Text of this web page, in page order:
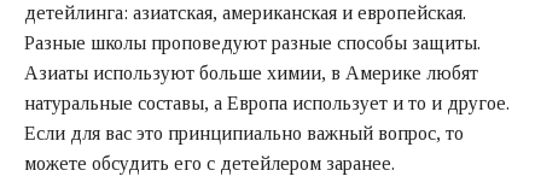
детейлинга: азиатская, американская и европейская.
Разные школы проповедуют разные способы защиты.
Азиаты используют больше химии, в Америке любят
натуральные составы, а Европа использует и то и другое.
Если для вас это принципиально важный вопрос, то
можете обсудить его с детейлером заранее.